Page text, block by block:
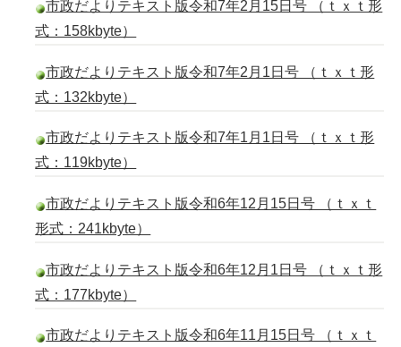
市政だよりテキスト版令和7年2月15日号 （ｔｘｔ形
式：158kbyte）
市政だよりテキスト版令和7年2月1日号 （ｔｘｔ形
式：132kbyte）
市政だよりテキスト版令和7年1月1日号 （ｔｘｔ形
式：119kbyte）
市政だよりテキスト版令和6年12月15日号 （ｔｘｔ
形式：241kbyte）
市政だよりテキスト版令和6年12月1日号 （ｔｘｔ形
式：177kbyte）
市政だよりテキスト版令和6年11月15日号 （ｔｘｔ